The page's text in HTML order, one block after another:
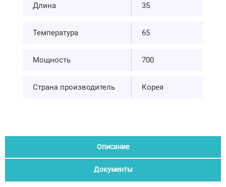
Длина 35
Температура 65
Мощность 700
Страна производитель Корея
Описание
Документы